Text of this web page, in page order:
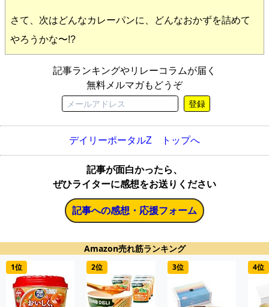
さて、次はどんなカレーパンに、どんなおかずを詰めて
やろうかな〜!?
記事ランキングやリレーコラムが届く
無料メルマガもどうぞ
登録
デイリーポータルZ トップへ
記事が面白かったら、
ぜひライターに感想をお送りください
記事への感想・応援フォーム
Amazon売れ筋ランキング
1位 2位 3位 4位